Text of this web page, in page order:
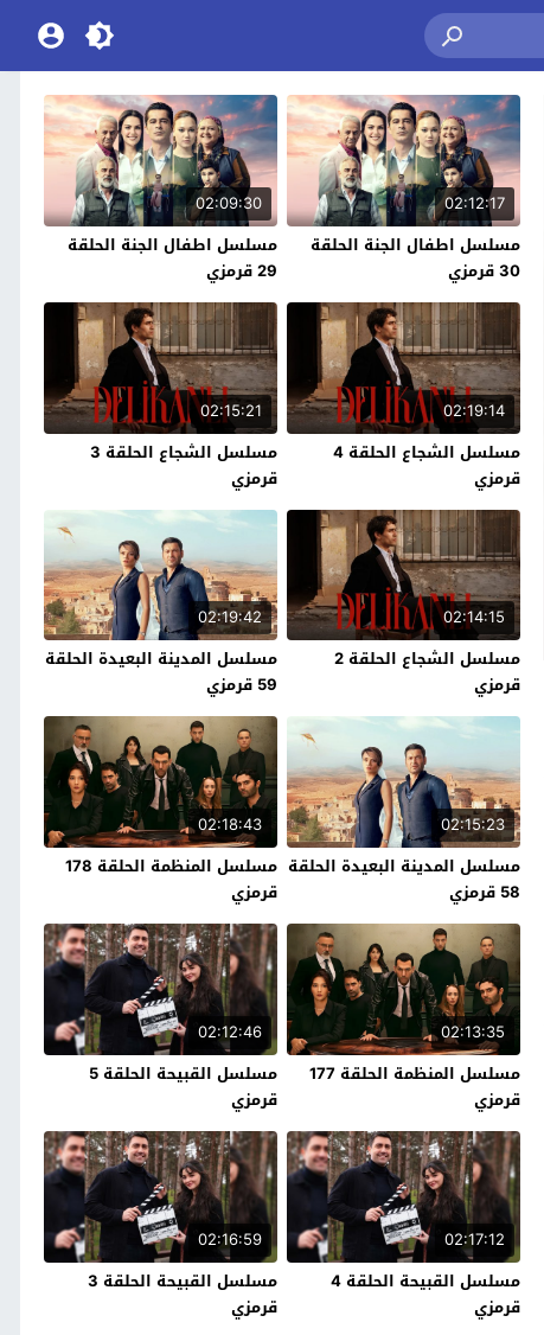
02:12:17
مسلسل اطفال الجنة الحلقة
30 قرمزي
02:09:30
مسلسل اطفال الجنة الحلقة
29 قرمزي
02:19:14
مسلسل الشجاع الحلقة 4
قرمزي
02:15:21
مسلسل الشجاع الحلقة 3
قرمزي
02:14:15
مسلسل الشجاع الحلقة 2
قرمزي
02:19:42
مسلسل المدينة البعيدة الحلقة
59 قرمزي
02:15:23
مسلسل المدينة البعيدة الحلقة
58 قرمزي
02:18:43
مسلسل المنظمة الحلقة 178
قرمزي
02:13:35
مسلسل المنظمة الحلقة 177
قرمزي
02:12:46
مسلسل القبيحة الحلقة 5
قرمزي
02:17:12
مسلسل القبيحة الحلقة 4
قرمزي
02:16:59
مسلسل القبيحة الحلقة 3
قرمزي